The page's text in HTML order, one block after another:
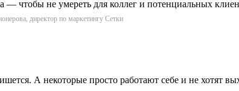
директор по маркетингу Сетки
А некоторые просто работают себе и не хотят